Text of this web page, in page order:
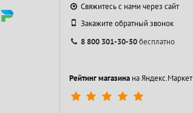
Свяжитесь с нами через сайт
Закажите обратный звонок
8 800 301-30-50бесплатно
Рейтинг магазинана Яндекс.Маркет